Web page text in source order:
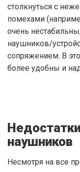
столкнуться с
помехами
очень
наушников/
сопряжением. В
более удобны и
наушников
Несмотря на все